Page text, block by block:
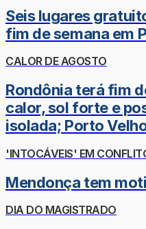
Seis lugares
fim de semana em
CALOR DE AGOSTO
Rondônia terá fim
calor, sol forte e
isolada; Porto
'INTOCÁVEIS' EM
Mendonça tem
DIA DO MAGISTRADO